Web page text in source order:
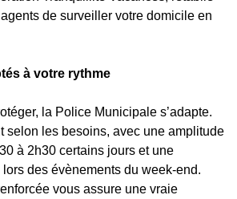
de surveiller votre domicile en
à votre rythme
la Police Municipale s’adapte.
selon les besoins, avec une amplitude
à 2h30 certains jours et une
des évènements du week-end.
vous assure une vraie